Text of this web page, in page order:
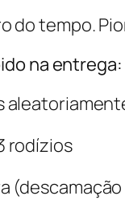
do tempo.
na entrega:
rodízios